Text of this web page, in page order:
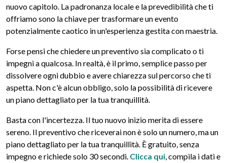
nuovo capitolo. La padronanza locale e la prevedibilità che ti
offriamo sono la chiave per trasformare un evento
potenzialmente caotico in un'esperienza gestita con maestria.
Forse pensi che chiedere un preventivo sia complicato o ti
impegni a qualcosa. In realtà, è il primo, semplice passo per
dissolvere ogni dubbio e avere chiarezza sul percorso che ti
aspetta. Non c'è alcun obbligo, solo la possibilità di ricevere
un piano dettagliato per la tua tranquillità.
Basta con l'incertezza. Il tuo nuovo inizio merita di essere
sereno. Il preventivo che riceverai non è solo un numero, ma un
piano dettagliato per la tua tranquillità. È gratuito, senza
impegno e richiede solo 30 secondi. Clicca qui, compila i dati e